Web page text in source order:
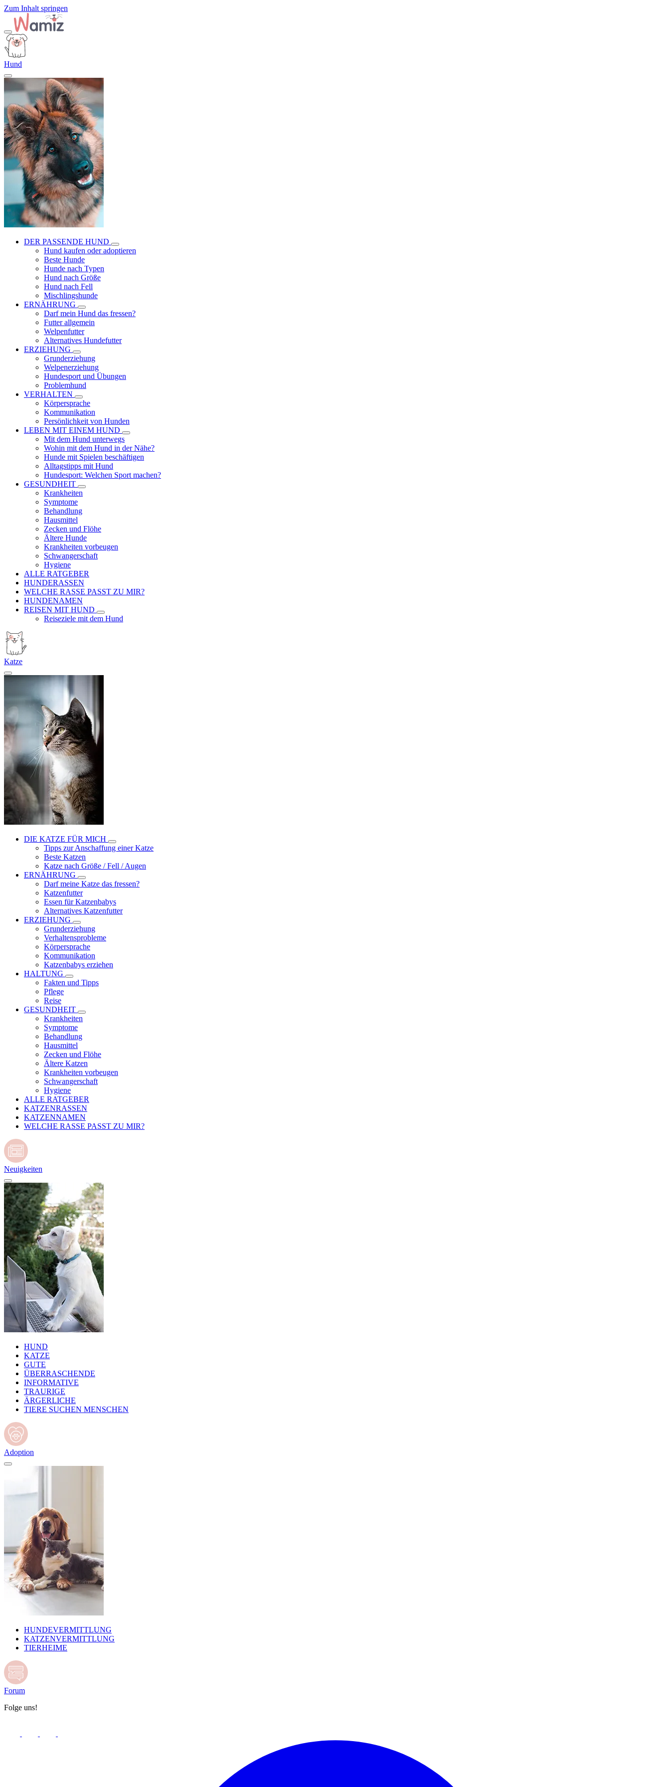
Zum Inhalt springen
Hund
DER PASSENDE HUND
Hund kaufen oder adoptieren
Beste Hunde
Hunde nach Typen
Hund nach Größe
Hund nach Fell
Mischlingshunde
ERNÄHRUNG
Darf mein Hund das fressen?
Futter allgemein
Welpenfutter
Alternatives Hundefutter
ERZIEHUNG
Grunderziehung
Welpenerziehung
Hundesport und Übungen
Problemhund
VERHALTEN
Körpersprache
Kommunikation
Persönlichkeit von Hunden
LEBEN MIT EINEM HUND
Mit dem Hund unterwegs
Wohin mit dem Hund in der Nähe?
Hunde mit Spielen beschäftigen
Alltagstipps mit Hund
Hundesport: Welchen Sport machen?
GESUNDHEIT
Krankheiten
Symptome
Behandlung
Hausmittel
Zecken und Flöhe
Ältere Hunde
Krankheiten vorbeugen
Schwangerschaft
Hygiene
ALLE RATGEBER
HUNDERASSEN
WELCHE RASSE PASST ZU MIR?
HUNDENAMEN
REISEN MIT HUND
Reiseziele mit dem Hund
Katze
DIE KATZE FÜR MICH
Tipps zur Anschaffung einer Katze
Beste Katzen
Katze nach Größe / Fell / Augen
ERNÄHRUNG
Darf meine Katze das fressen?
Katzenfutter
Essen für Katzenbabys
Alternatives Katzenfutter
ERZIEHUNG
Grunderziehung
Verhaltensprobleme
Körpersprache
Kommunikation
Katzenbabys erziehen
HALTUNG
Fakten und Tipps
Pflege
Reise
GESUNDHEIT
Krankheiten
Symptome
Behandlung
Hausmittel
Zecken und Flöhe
Ältere Katzen
Krankheiten vorbeugen
Schwangerschaft
Hygiene
ALLE RATGEBER
KATZENRASSEN
KATZENNAMEN
WELCHE RASSE PASST ZU MIR?
Neuigkeiten
HUND
KATZE
GUTE
ÜBERRASCHENDE
INFORMATIVE
TRAURIGE
ÄRGERLICHE
TIERE SUCHEN MENSCHEN
Adoption
HUNDEVERMITTLUNG
KATZENVERMITTLUNG
TIERHEIME
Forum
Folge uns!